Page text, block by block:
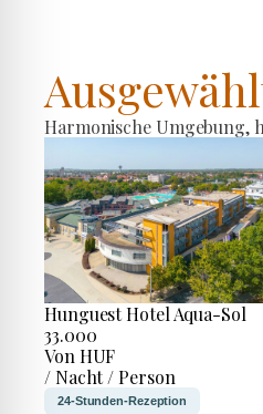
Harmonische Umgebung,
Hunguest Hotel Aqua-Sol
33.000
Von HUF
/ Nacht / Person
24-Stunden-Rezeption